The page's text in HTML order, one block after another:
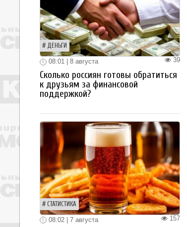
ДЕНЬГИ
39
08:01 | 8 августа
Сколько россиян готовы обратиться
к друзьям за финансовой
поддержкой?
СТАТИСТИКА
157
08:02 | 7 августа